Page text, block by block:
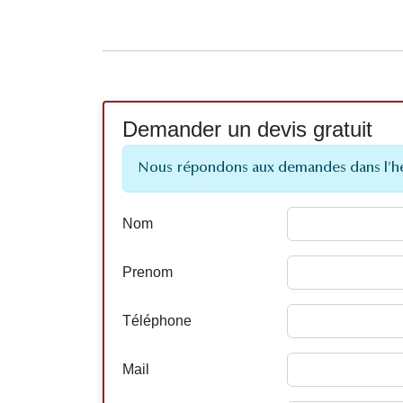
Demander un devis gratuit
Nous répondons aux demandes dans
Nom
Prenom
Téléphone
Mail